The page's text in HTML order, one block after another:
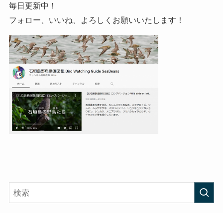
毎日更新中！
フォロー、いいね、よろしくお願いいたします！